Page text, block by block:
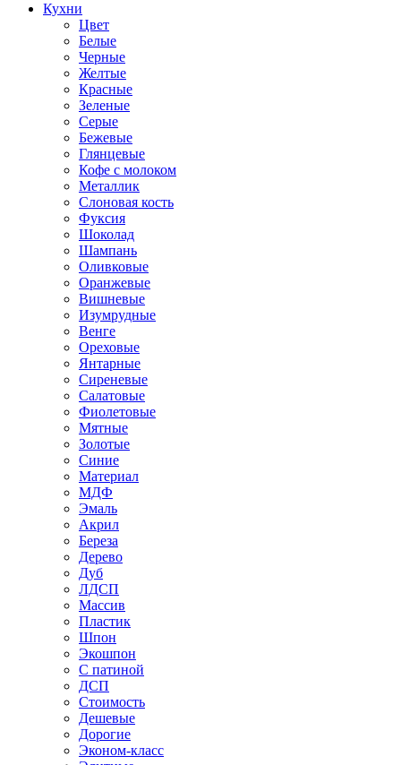
Кухни
Цвет
Белые
Черные
Желтые
Красные
Зеленые
Серые
Бежевые
Глянцевые
Кофе с молоком
Металлик
Слоновая кость
Фуксия
Шоколад
Шампань
Оливковые
Оранжевые
Вишневые
Изумрудные
Венге
Ореховые
Янтарные
Сиреневые
Салатовые
Фиолетовые
Мятные
Золотые
Синие
Материал
МДФ
Эмаль
Акрил
Береза
Дерево
Дуб
ЛДСП
Массив
Пластик
Шпон
Экошпон
С патиной
ДСП
Стоимость
Дешевые
Дорогие
Эконом-класс